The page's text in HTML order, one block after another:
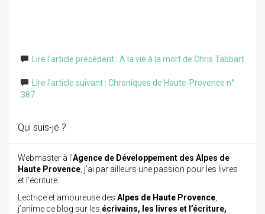
Lire l'article précédent : A la vie à la mort de Chris Tabbart
Lire l'article suivant : Chroniques de Haute-Provence n°
387
Qui suis-je ?
Webmaster à l’Agence de Développement des Alpes de
Haute Provence , j’ai par ailleurs une passion pour les livres
et l’écriture.
Lectrice et amoureuse des Alpes de Haute Provence
j’anime ce blog sur les écrivains, les livres et l’écriture,